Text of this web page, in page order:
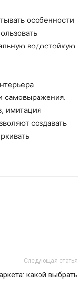
особенности
водостойкую
самовыражения.
имитация
создавать
Следующая статья
какой выбрать